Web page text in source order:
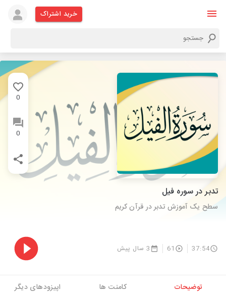
خرید اشتراک
0
0
تدبر در سوره فیل
سطح یک آموزش تدبر در قرآن کریم
37:54
61 3 سال پیش
توضیحات کامنت ها اپیزودهای دیگر